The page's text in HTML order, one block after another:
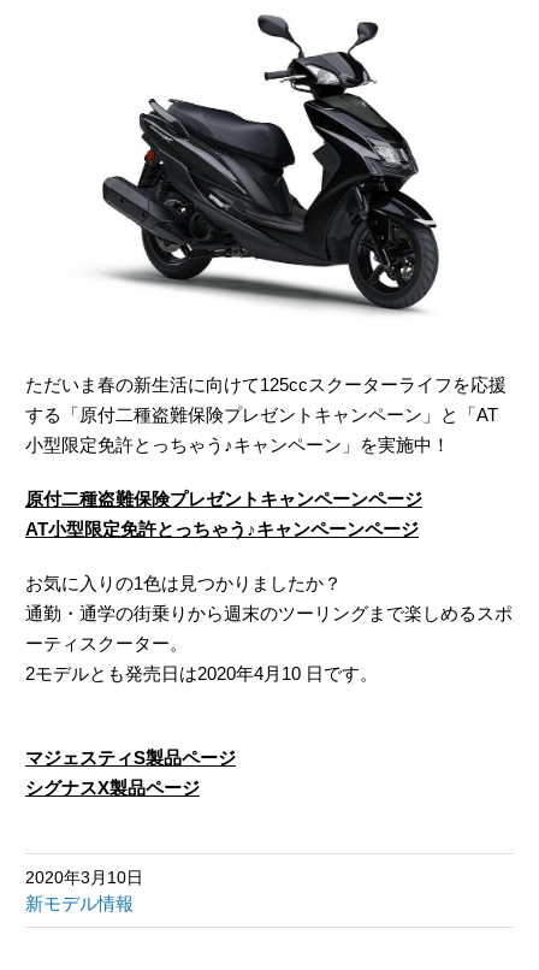
ただいま春の新生活に向けて125ccスクーターライフを応援
する「原付二種盗難保険プレゼントキャンペーン」と「AT
小型限定免許とっちゃう♪キャンペーン」を実施中！
原付二種盗難保険プレゼントキャンペーンページ
AT小型限定免許とっちゃう♪キャンペーンページ
お気に入りの1色は見つかりましたか？
通勤・通学の街乗りから週末のツーリングまで楽しめるスポ
ーティスクーター。
2モデルとも発売日は2020年4月10 日です。
マジェスティS製品ページ
シグナスX製品ページ
2020年3月10日
新モデル情報